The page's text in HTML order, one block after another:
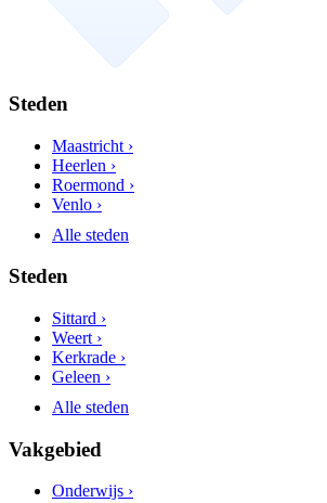
Steden
Maastricht ›
Heerlen ›
Roermond ›
Venlo ›
Alle steden
Steden
Sittard ›
Weert ›
Kerkrade ›
Geleen ›
Alle steden
Vakgebied
Onderwijs ›